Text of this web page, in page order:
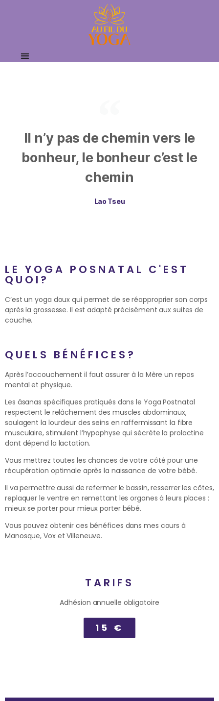
Il n’y pas de chemin vers le
bonheur, le bonheur c’est le
chemin
Lao Tseu
LE YOGA POSNATAL C'EST
QUOI?
C’est un yoga doux qui permet de se réapproprier son corps
après la grossesse. Il est adapté précisément aux suites de
couche.
QUELS BÉNÉFICES?
Après l’accouchement il faut assurer à la Mère un repos
mental et physique.
Les âsanas spécifiques pratiqués dans le Yoga Postnatal
respectent le relâchement des muscles abdominaux,
soulagent la lourdeur des seins en raffermissant la fibre
musculaire, stimulent l’hypophyse qui sécrète la prolactine
dont dépend la lactation.
Vous mettrez toutes les chances de votre côté pour une
récupération optimale après la naissance de votre bébé.
Il va permettre aussi de refermer le bassin, resserrer les côtes,
replaquer le ventre en remettant les organes à leurs places :
mieux se porter pour mieux porter bébé.
Vous pouvez obtenir ces bénéfices dans mes cours à
Manosque, Vox et Villeneuve.
TARIFS
Adhésion annuelle obligatoire
15 €